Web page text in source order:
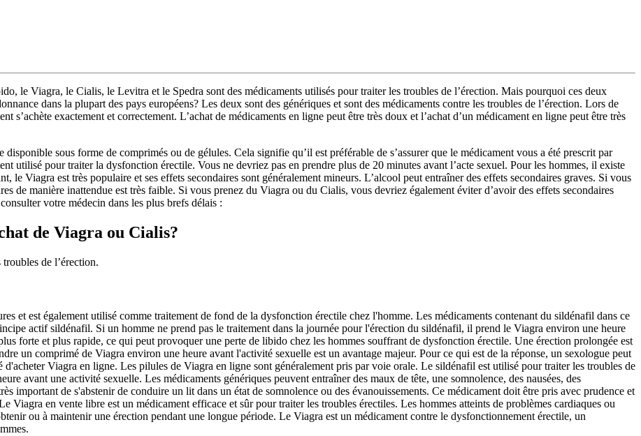
le Viagra, le Cialis, le Levitra et le Spedra sont des médicaments utilisés pour traiter les troubles de l’érection. Mais pourquoi ces deux
dans la plupart des pays européens? Les deux sont des génériques et sont des médicaments contre les troubles de l’érection. Lors de
s’achète exactement et correctement. L’achat de médicaments en ligne peut être très doux et l’achat d’un médicament en ligne peut être très
sous forme de comprimés ou de gélules. Cela signifie qu’il est préférable de s’assurer que le médicament vous a été prescrit par
utilisé pour traiter la dysfonction érectile. Vous ne devriez pas en prendre plus de 20 minutes avant l’acte sexuel. Pour les hommes, il existe
le Viagra est très populaire et ses effets secondaires sont généralement mineurs. L’alcool peut entraîner des effets secondaires graves. Si vous
de manière inattendue est très faible. Si vous prenez du Viagra ou du Cialis, vous devriez également éviter d’avoir des effets secondaires
votre médecin dans les plus brefs délais :
de Viagra ou Cialis?
de l’érection.
et est également utilisé comme traitement de fond de la dysfonction érectile chez l'homme. Les médicaments contenant du sildénafil dans ce
actif sildénafil. Si un homme ne prend pas le traitement dans la journée pour l'érection du sildénafil, il prend le Viagra environ une heure
forte et plus rapide, ce qui peut provoquer une perte de libido chez les hommes souffrant de dysfonction érectile. Une érection prolongée est
un comprimé de Viagra environ une heure avant l'activité sexuelle est un avantage majeur. Pour ce qui est de la réponse, un sexologue peut
Viagra en ligne. Les pilules de Viagra en ligne sont généralement pris par voie orale. Le sildénafil est utilisé pour traiter les troubles de
avant une activité sexuelle. Les médicaments génériques peuvent entraîner des maux de tête, une somnolence, des nausées, des
important de s'abstenir de conduire un lit dans un état de somnolence ou des évanouissements. Ce médicament doit être pris avec prudence et
Viagra en vente libre est un médicament efficace et sûr pour traiter les troubles érectiles. Les hommes atteints de problèmes cardiaques ou
ou à maintenir une érection pendant une longue période. Le Viagra est un médicament contre le dysfonctionnement érectile, un